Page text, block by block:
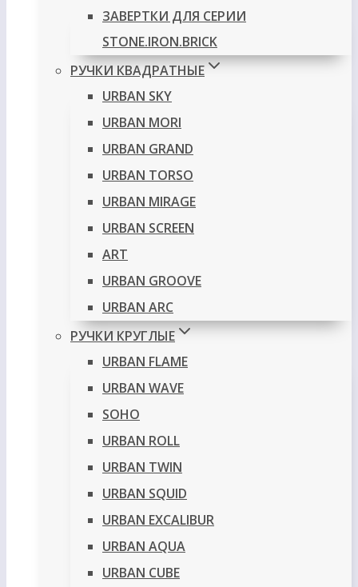
ЗАВЕРТКИ ДЛЯ СЕРИИ
STONE.IRON.BRICK
РУЧКИ КВАДРАТНЫЕ
URBAN SKY
URBAN MORI
URBAN GRAND
URBAN TORSO
URBAN MIRAGE
URBAN SCREEN
ART
URBAN GROOVE
URBAN ARC
РУЧКИ КРУГЛЫЕ
URBAN FLAME
URBAN WAVE
SOHO
URBAN ROLL
URBAN TWIN
URBAN SQUID
URBAN EXCALIBUR
URBAN AQUA
URBAN CUBE